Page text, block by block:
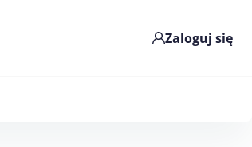
Zaloguj się